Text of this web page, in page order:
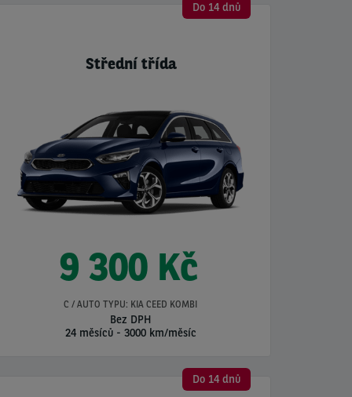
Do 14 dnů
Střední třída
9 300 Kč
C / AUTO TYPU: KIA CEED KOMBI
Bez DPH
24 měsíců - 3000 km/měsíc
Do 14 dnů